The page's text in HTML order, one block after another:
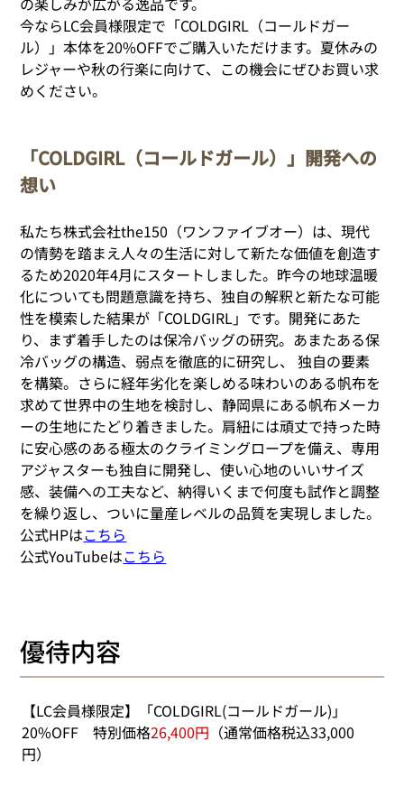
今ならLC会員様限定で「COLDGIRL（コールドガー
ル）」本体を20%OFFでご購入いただけます。夏休みの
レジャーや秋の行楽に向けて、この機会にぜひお買い求
めください。
「COLDGIRL（コールドガール）」開発への
想い
私たち株式会社the150（ワンファイブオー）は、現代
の情勢を踏まえ人々の生活に対して新たな価値を創造す
るため2020年4月にスタートしました。昨今の地球温暖
化についても問題意識を持ち、独自の解釈と新たな可能
性を模索した結果が「COLDGIRL」です。開発にあた
り、まず着手したのは保冷バッグの研究。あまたある保
冷バッグの構造、弱点を徹底的に研究し、 独自の要素
を構築。さらに経年劣化を楽しめる味わいのある帆布を
求めて世界中の生地を検討し、静岡県にある帆布メーカ
ーの生地にたどり着きました。肩紐には頑丈で持った時
に安心感のある極太のクライミングロープを備え、専用
アジャスターも独自に開発し、使い心地のいいサイズ
感、装備への工夫など、納得いくまで何度も試作と調整
を繰り返し、ついに量産レベルの品質を実現しました。
公式HPはこちら
公式YouTubeはこちら
優待内容
【LC会員様限定】「COLDGIRL(コールドガール)」
20%OFF　特別価格26,400円 （通常価格税込33,000
円）